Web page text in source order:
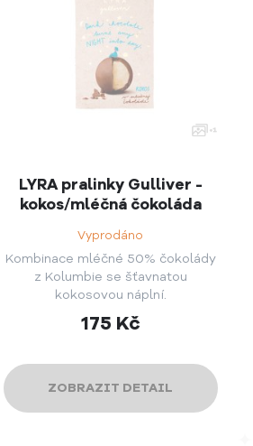
LYRA pralinky Gulliver -
kokos/mléčná čokoláda
Vyprodáno
Kombinace mléčné 50% čokolády
z Kolumbie se šťavnatou
kokosovou náplní.
175 Kč
ZOBRAZIT DETAIL